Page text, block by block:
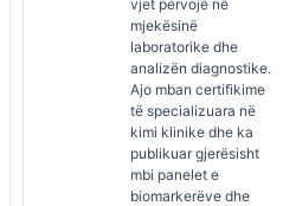
vjet përvojë në
mjekësinë
laboratorike dhe
analizën diagnostike.
Ajo mban certifikime
të specializuara në
kimi klinike dhe ka
publikuar gjerësisht
mbi panelet e
biomarkerëve dhe